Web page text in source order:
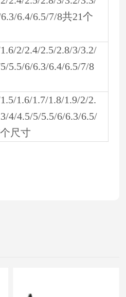
6.4/6.5/7/8共21个
2/2.4/2.5/2.8/3/3.2/
5.5/6/6.3/6.4/6.5/7/8
1.6/1.7/1.8/1.9/2/2.
4/4.5/5/5.5/6/6.3/6.5/
尺寸